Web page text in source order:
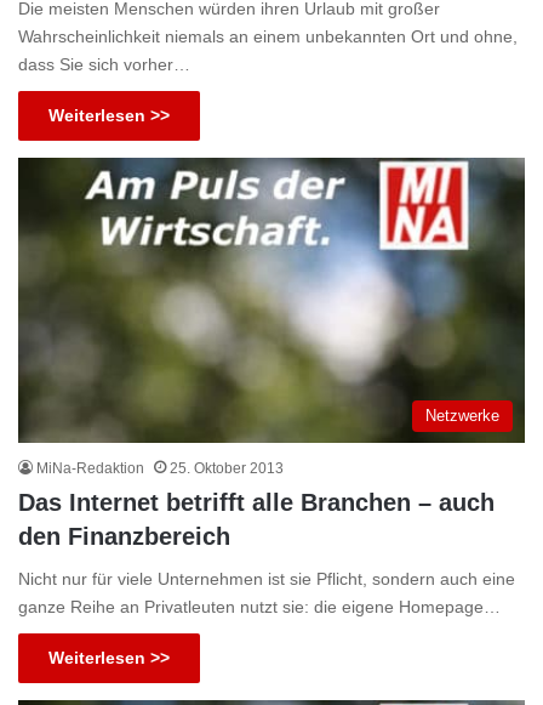
Die meisten Menschen würden ihren Urlaub mit großer
Wahrscheinlichkeit niemals an einem unbekannten Ort und ohne,
dass Sie sich vorher…
Weiterlesen >>
Netzwerke
MiNa-Redaktion 25. Oktober 2013
Das Internet betrifft alle Branchen – auch
den Finanzbereich
Nicht nur für viele Unternehmen ist sie Pflicht, sondern auch eine
ganze Reihe an Privatleuten nutzt sie: die eigene Homepage…
Weiterlesen >>